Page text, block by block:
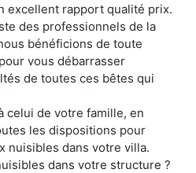
excellent rapport qualité prix.
des professionnels de la
bénéficions de toute
vous débarrasser
de toutes ces bêtes qui
celui de votre famille, en
les dispositions pour
nuisibles dans votre villa.
dans votre structure ?